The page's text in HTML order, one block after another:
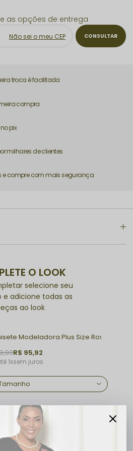
Não sei o meu CEP
troca é facilitada
compra
pix
milhares de clientes
e compre com mais segurança
O LOOK
selecione seu
e adicione todas as
ao look
Camisete Modeladora Plus Size Rose Dilady
R$ 95,92
1xsem juros
R$ 55,92
sem juros